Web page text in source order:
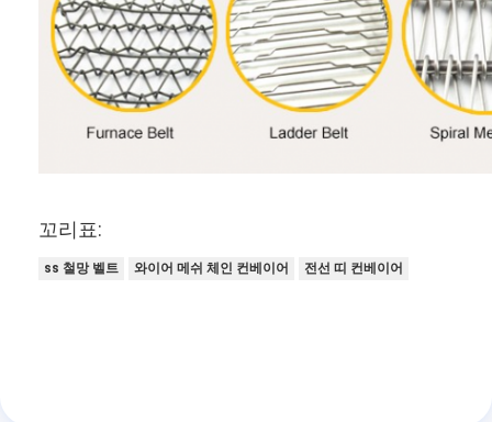
꼬리표:
ss 철망 벨트 와이어 메쉬 체인 컨베이어 전선 띠 컨베이어